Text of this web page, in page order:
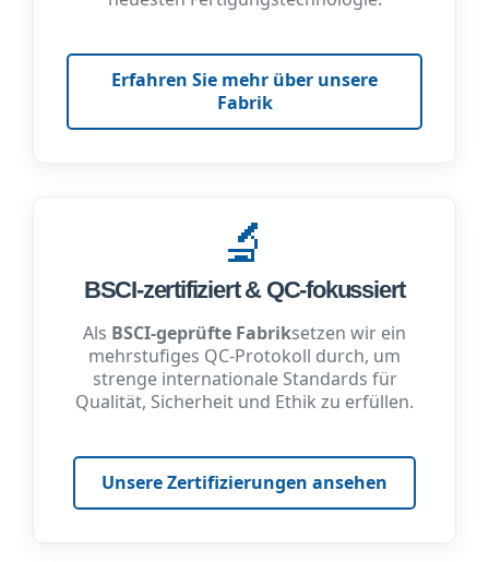
Erfahren Sie mehr über unsere
Fabrik
🔬
BSCI-zertifiziert & QC-fokussiert
Als BSCI-geprüfte Fabriksetzen wir ein
mehrstufiges QC-Protokoll durch, um
strenge internationale Standards für
Qualität, Sicherheit und Ethik zu erfüllen.
Unsere Zertifizierungen ansehen